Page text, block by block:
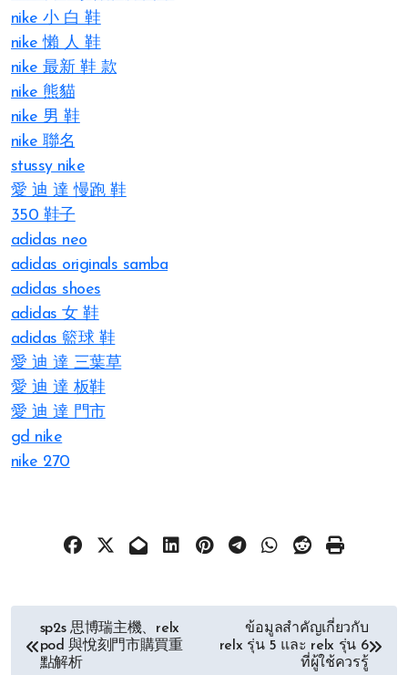
nike 小 白 鞋
nike 懶 人 鞋
nike 最新 鞋 款
nike 熊貓
nike 男 鞋
nike 聯名
stussy nike
愛 迪 達 慢跑 鞋
350 鞋子
adidas neo
adidas originals samba
adidas shoes
adidas 女 鞋
adidas 籃球 鞋
愛 迪 達 三葉草
愛 迪 達 板鞋
愛 迪 達 門市
gd nike
nike 270
sp2s 思博瑞主機、relx
pod 與悅刻門市購買重
點解析
ข้อมูลสำคัญเกี่ยวกับ
relx รุ่น 5 และ relx รุ่น 6
ที่ผู้ใช้ควรรู้